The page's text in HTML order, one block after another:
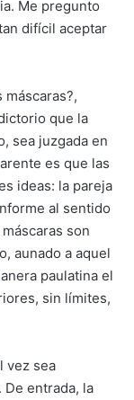
Me pregunto
difícil aceptar
máscaras?,
que la
sea juzgada en
es que las
ideas: la pareja
al sentido
son
aunado a aquel
paulatina el
sin límites,
vez sea
entrada, la